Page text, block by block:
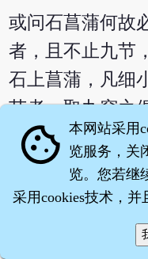
或问石菖蒲何故
者，且不止九节
石上菖蒲，凡细
节者，取九窍之
通心窍，心窍通
或疑石菖蒲能
耳。心窍之闭者
cookie 本网站采用
览服务，关
览。您若继
采用cookies技术，